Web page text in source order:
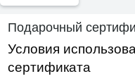
Подарочный
Условия
сертификата